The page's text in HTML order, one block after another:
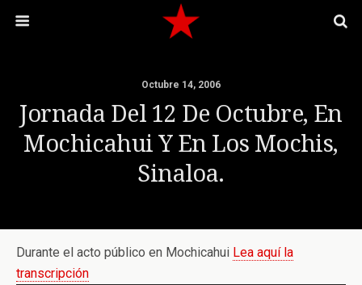
Octubre 14, 2006
Jornada Del 12 De Octubre, En
Mochicahui Y En Los Mochis,
Sinaloa.
Durante el acto público en Mochicahui Lea aquí la
transcripción